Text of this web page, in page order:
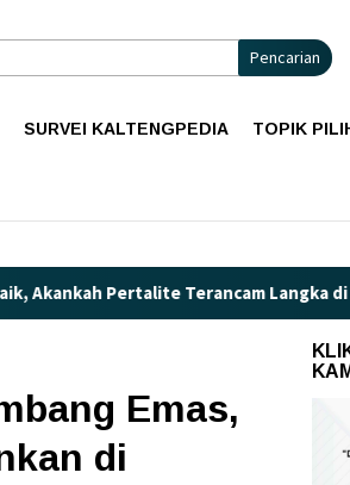
Pencarian
SURVEI KALTENGPEDIA TOPIK
Terancam Langka di Kalimantan
Emas,
di
KAMI